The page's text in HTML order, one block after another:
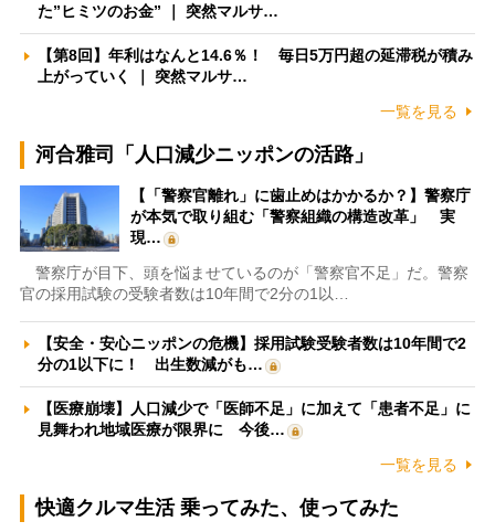
た”ヒミツのお金” ｜ 突然マルサ…
【第8回】年利はなんと14.6％！ 毎日5万円超の延滞税が積み
上がっていく ｜ 突然マルサ…
一覧を見る
河合雅司「人口減少ニッポンの活路」
【「警察官離れ」に歯止めはかかるか？】警察庁
が本気で取り組む「警察組織の構造改革」 実
現…
警察庁が目下、頭を悩ませているのが「警察官不足」だ。警察
官の採用試験の受験者数は10年間で2分の1以…
【安全・安心ニッポンの危機】採用試験受験者数は10年間で2
分の1以下に！ 出生数減がも…
【医療崩壊】人口減少で「医師不足」に加えて「患者不足」に
見舞われ地域医療が限界に 今後…
一覧を見る
快適クルマ生活 乗ってみた、使ってみた